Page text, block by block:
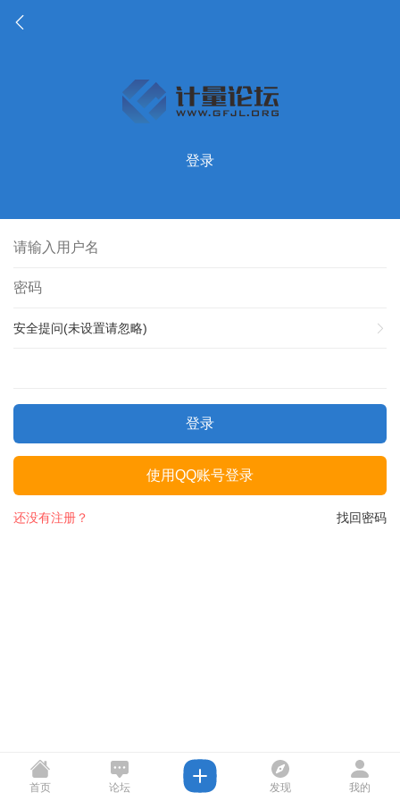
登录
安全提问(未设置请忽略)
登录
使用QQ账号登录
找回密码
还没有注册？
首页 论坛 发现 我的